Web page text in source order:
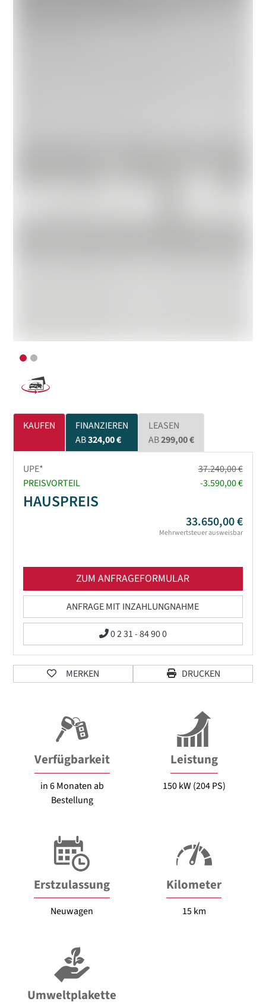
KAUFEN
FINANZIEREN
AB324,00 €
LEASEN
AB299,00 €
UPE*
37.240,00 €
PREISVORTEIL
-3.590,00 €
HAUSPREIS
33.650,00 €
Mehrwertsteuer ausweisbar
ZUM ANFRAGEFORMULAR
ANFRAGE MIT INZAHLUNGNAHME
0 2 31 - 84 90 0
MERKEN DRUCKEN
Verfügbarkeit
in 6 Monaten ab
Bestellung
Leistung
150 kW (204 PS)
Erstzulassung
Neuwagen
Kilometer
15 km
Umweltplakette